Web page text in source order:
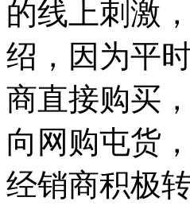
的线上刺激
绍，因为平
商直接购买
向网购屯货，
经销商积极